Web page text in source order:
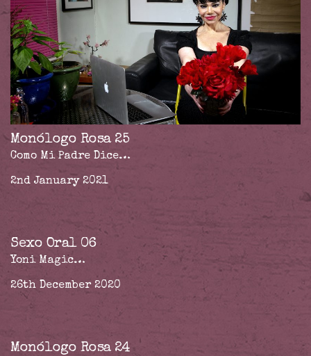
Monólogo Rosa 25
Como Mi Padre Dice…
2nd January 2021
Sexo Oral 06
Yoni Magic…
26th December 2020
Monólogo Rosa 24